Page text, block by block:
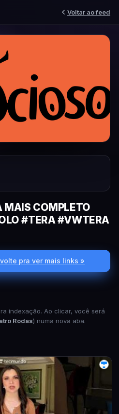
Voltar ao feed
MAIS COMPLETO
#TERA #VWTERA
pra ver mais links »
indexação. Ao clicar, você será
Rodas) numa nova aba.